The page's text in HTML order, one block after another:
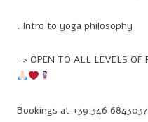
. Intro to yoga philosophy
=> OPEN TO ALL LEVELS
Bookings at +39 346